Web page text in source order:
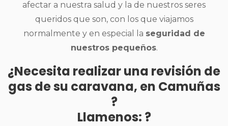
afectar a nuestra salud y la de nuestros seres
queridos que son, con los que viajamos
normalmente y en especial la seguridad de
nuestros pequeños.
¿Necesita realizar una revisión de
gas de su caravana, en Camuñas
?
Llamenos: ?